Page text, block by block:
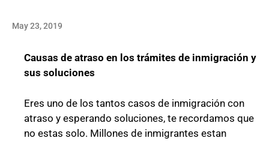
May 23, 2019
Causas de atraso en los trámites de inmigración y
sus soluciones
Eres uno de los tantos casos de inmigración con
atraso y esperando soluciones, te recordamos que
no estas solo. Millones de inmigrantes estan